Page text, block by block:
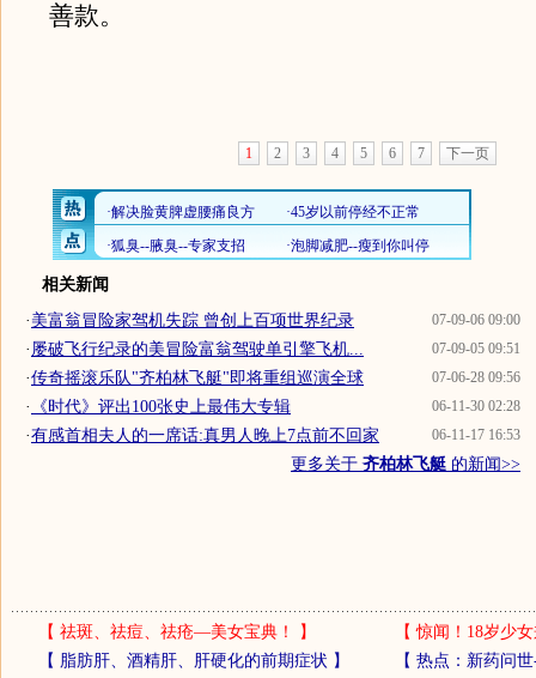
善款。
1 2 3 4 5 6 7 下一页
相关新闻
07-09-06 09:00
·美富翁冒险家驾机失踪 曾创上百项世界纪录
07-09-05 09:51
· 屡破飞行纪录的美冒险富翁驾驶单引擎飞机...
07-06-28 09:56
·传奇摇滚乐队"齐柏林飞艇"即将重组巡演全球
06-11-30 02:28
· 《时代》评出100张史上最伟大专辑
06-11-17 16:53
·有感首相夫人的一席话:真男人晚上7点前不回家
更多关于齐柏林飞艇 的新闻>>
【 祛斑、祛痘、祛疮—美女宝典！ 】 【惊闻！18岁少
【 脂肪肝、酒精肝、肝硬化的前期症状 】 【 热点：新药问